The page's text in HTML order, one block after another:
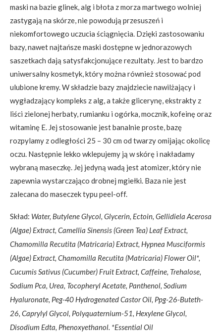
maski na bazie glinek, alg i błota z morza martwego wolniej
zastygają na skórze, nie powodują przesuszeń i
niekomfortowego uczucia ściągnięcia. Dzięki zastosowaniu
bazy, nawet najtańsze maski dostępne w jednorazowych
saszetkach dają satysfakcjonujące rezultaty. Jest to bardzo
uniwersalny kosmetyk, który można również stosować pod
ulubione kremy. W składzie bazy znajdziecie nawilżający i
wygładzający kompleks z alg, a także glicerynę, ekstrakty z
liści zielonej herbaty, rumianku i ogórka, mocznik, kofeinę oraz
witaminę E. Jej stosowanie jest banalnie proste, bazę
rozpylamy z odległości 25 – 30 cm od twarzy omijając okolicę
oczu. Następnie lekko wklepujemy ją w skórę i nakładamy
wybraną maseczkę. Jej jedyną wadą jest atomizer, który nie
zapewnia wystarczająco drobnej mgiełki. Baza nie jest
zalecana do maseczek typu peel-off.
Skład: Water, Butylene Glycol, Glycerin, Ectoin, Gellidiela Acerosa
(Algae) Extract, Camellia Sinensis (Green Tea) Leaf Extract,
Chamomilla Recutita (Matricaria) Extract, Hypnea Musciformis
(Algae) Extract, Chamomilla Recutita (Matricaria) Flower Oil*,
Cucumis Sativus (Cucumber) Fruit Extract, Caffeine, Trehalose,
Sodium Pca, Urea, Tocopheryl Acetate, Panthenol, Sodium
Hyaluronate, Peg-40 Hydrogenated Castor Oil, Ppg-26-Buteth-
26, Caprylyl Glycol, Polyquaternium-51, Hexylene Glycol,
Disodium Edta, Phenoxyethanol. *Essential Oil